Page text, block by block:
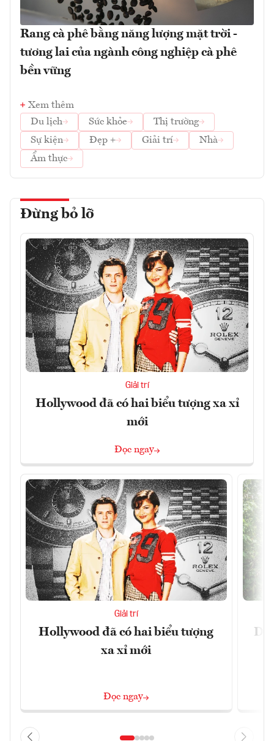
Rang cà phê bằng năng lượng mặt trời -
tương lai của ngành công nghiệp cà phê
bền vững
Xem thêm
Du lịch
Sức khỏe
Thị trường
Sự kiện
Đẹp + Giải trí
Nhà
Ẩm thực
Đừng bỏ lỡ
Giải trí
Hollywood đã có hai biểu tượng xa xỉ
mới
Đọc ngay
Giải trí
Hollywood đã có hai biểu tượng
xa xỉ mới
Đọc ngay
Du